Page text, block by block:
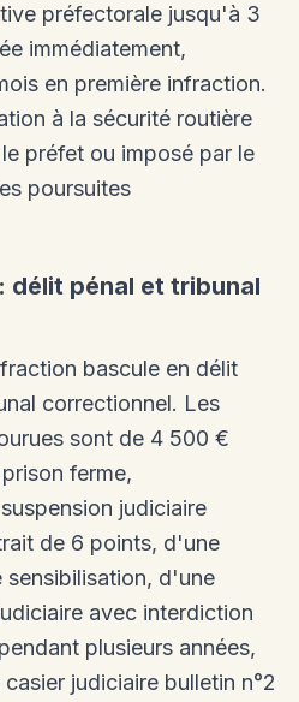
préfectorale jusqu'à 3
immédiatement,
en première infraction.
à la sécurité routière
préfet ou imposé par le
poursuites
délit pénal et tribunal
bascule en délit
correctionnel. Les
sont de 4 500 €
ferme,
judiciaire
de 6 points, d'une
d'une
avec interdiction
plusieurs années,
judiciaire bulletin n°2